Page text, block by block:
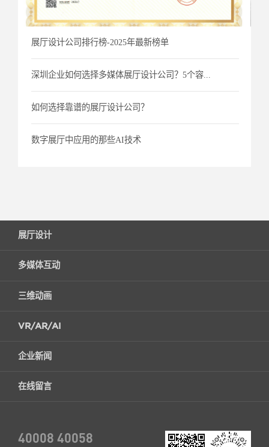
展厅设计公司排行榜-2025年最新榜单
深圳企业如何选择多媒体展厅设计公司？5个容...
如何选择靠谱的展厅设计公司？
数字展厅中应用的那些AI技术
展厅设计
多媒体互动
三维动画
VR/AR/AI
企业新闻
在线留言
40008 40058